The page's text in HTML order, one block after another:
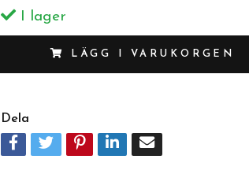
I lager
LÄGG I VARUKORGEN
Dela